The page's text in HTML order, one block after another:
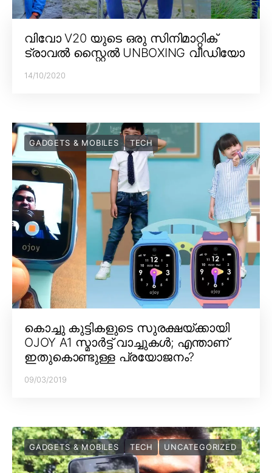
വിവോ V20 യുടെ ഒരു സിനിമാറ്റിക്
ട്രാവൽ സ്റ്റൈൽ UNBOXING വീഡിയോ
14/10/2020
GADGETS & MOBILES TECH
കൊച്ചു കുട്ടികളുടെ സുരക്ഷയ്ക്കായി
OJOY A1 സ്മാർട്ട് വാച്ചുകൾ; എന്താണ്
ഇതുകൊണ്ടുള്ള പ്രയോജനം?
09/03/2019
GADGETS & MOBILES TECH UNCATEGORIZED